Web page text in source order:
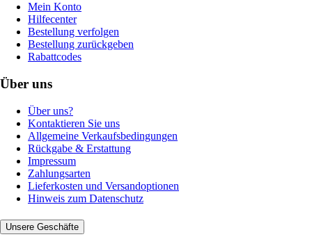
Mein Konto
Hilfecenter
Bestellung verfolgen
Bestellung zurückgeben
Rabattcodes
Über uns
Über uns?
Kontaktieren Sie uns
Allgemeine Verkaufsbedingungen
Rückgabe & Erstattung
Impressum
Zahlungsarten
Lieferkosten und Versandoptionen
Hinweis zum Datenschutz
Unsere Geschäfte